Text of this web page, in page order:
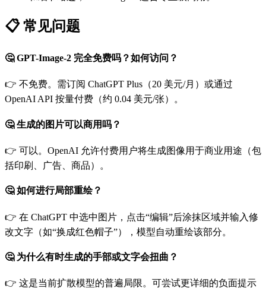
📋 常见问题
🤔 GPT-Image-2 完全免费吗？如何访问？
👉 不免费。需订阅 ChatGPT Plus（20 美元/月）或通过
OpenAI API 按量付费（约 0.04 美元/张）。
🤔 生成的图片可以商用吗？
👉 可以。OpenAI 允许付费用户将生成图像用于商业用途（包
括印刷、广告、商品）。
🤔 如何进行局部重绘？
👉 在 ChatGPT 中选中图片，点击“编辑”后涂抹区域并输入修
改文字（如“换成红色帽子”），模型自动重绘该部分。
🤔 为什么有时生成的手部或文字会扭曲？
👉 这是当前扩散模型的普遍局限。可尝试更详细的负面提示